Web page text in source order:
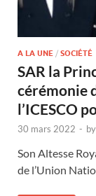
A LA UNE / SOCIÉTÉ
SAR la
cérémonie
l’ICESCO
30 mars 2022 - by
Son Altesse
de l’Union